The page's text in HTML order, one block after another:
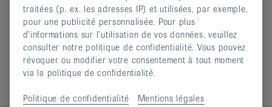
Informations complémentaires
Comité
traitées (p. ex. les adresses IP) et utilisées, par exemple,
pour une publicité personnalisée. Pour plus
d’informations sur l’utilisation de vos données, veuillez
consulter notre politique de confidentialité. Vous pouvez
révoquer ou modifier votre consentement à tout moment
via la politique de confidentialité.
Politique de confidentialité Mentions légales